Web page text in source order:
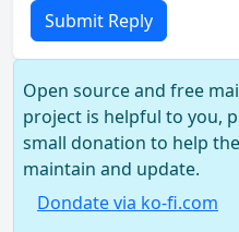
Submit Reply
Open source and free
project is helpful to you,
small donation to help
maintain and update.
Dondate via ko-fi.com